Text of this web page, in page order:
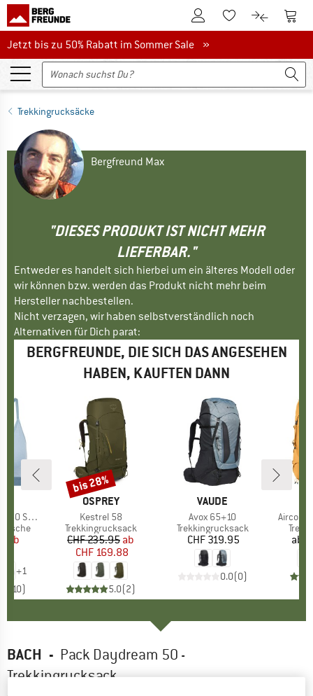
Zum KundenkontoZum Merkzettel.
Zum Zum
Jetzt bis zu 50% Rabatt im Sommer Sale
Jetzt bis zu 50% Rabatt im Sommer Sale »
Trekkingrucksäcke
Bergfreund Max
"DIESES PRODUKT IST NICHT MEHR
LIEFERBAR."
Entweder es handelt sich hierbei um ein älteres Modell oder
wir können bzw. werden das Produkt nicht mehr beim
Hersteller nachbestellen.
Nicht verzagen, wir haben selbstverständlich noch
Alternativen für Dich parat:
BERGFREUNDE, DIE SICH DAS ANGESEHEN
HABEN, KAUFTEN DANN
Bra
Preis
ab
+1
10)
MARKE
OSPREY
Artikel
Kestrel 58
Produktgruppe
Trekkingrucksack
Preis
CHF 235.95reduzierter Preis
ab
CHF 169.88
5.0(2)
Rabatt
bis 28%
MARKE
VAUDE
Artikel
Avox 65+10
Produktgruppe
Trekkingrucksack
Preis
CHF 319.95
0.0(0)
Artikel
ab
BACH - Pack Daydream 50 -
Trekkingrucksack